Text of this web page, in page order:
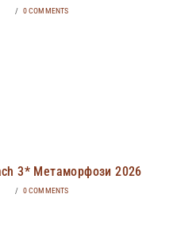
/ 0 COMMENTS
3* Метаморфози 2026
/ 0 COMMENTS